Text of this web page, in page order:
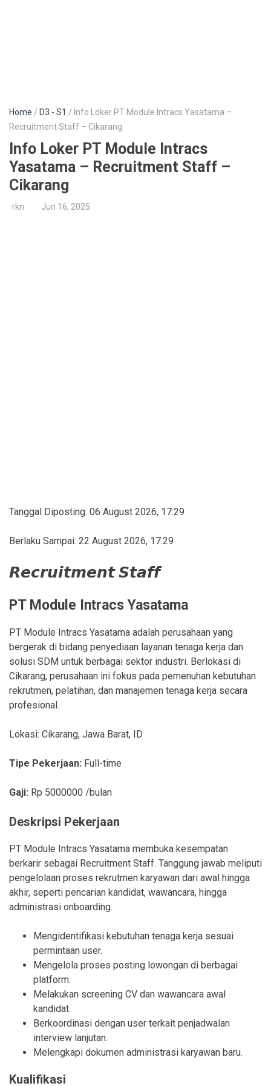
Home / D3 - S1 / Info Loker PT Module Intracs Yasatama –
Recruitment Staff – Cikarang
Info Loker PT Module Intracs
Yasatama – Recruitment Staff –
Cikarang
rkn Jun 16, 2025
Tanggal Diposting: 06 August 2026, 17:29
Berlaku Sampai: 22 August 2026, 17:29
𝙍𝙚𝙘𝙧𝙪𝙞𝙩𝙢𝙚𝙣𝙩 𝙎𝙩𝙖𝙛𝙛
PT Module Intracs Yasatama
PT Module Intracs Yasatama adalah perusahaan yang
bergerak di bidang penyediaan layanan tenaga kerja dan
solusi SDM untuk berbagai sektor industri. Berlokasi di
Cikarang, perusahaan ini fokus pada pemenuhan kebutuhan
rekrutmen, pelatihan, dan manajemen tenaga kerja secara
profesional.
Lokasi: Cikarang, Jawa Barat, ID
Tipe Pekerjaan: Full-time
Gaji: Rp 5000000 /bulan
Deskripsi Pekerjaan
PT Module Intracs Yasatama membuka kesempatan
berkarir sebagai Recruitment Staff. Tanggung jawab meliputi
pengelolaan proses rekrutmen karyawan dari awal hingga
akhir, seperti pencarian kandidat, wawancara, hingga
administrasi onboarding.
Mengidentifikasi kebutuhan tenaga kerja sesuai
permintaan user.
Mengelola proses posting lowongan di berbagai
platform.
Melakukan screening CV dan wawancara awal
kandidat.
Berkoordinasi dengan user terkait penjadwalan
interview lanjutan.
Melengkapi dokumen administrasi karyawan baru.
Kualifikasi